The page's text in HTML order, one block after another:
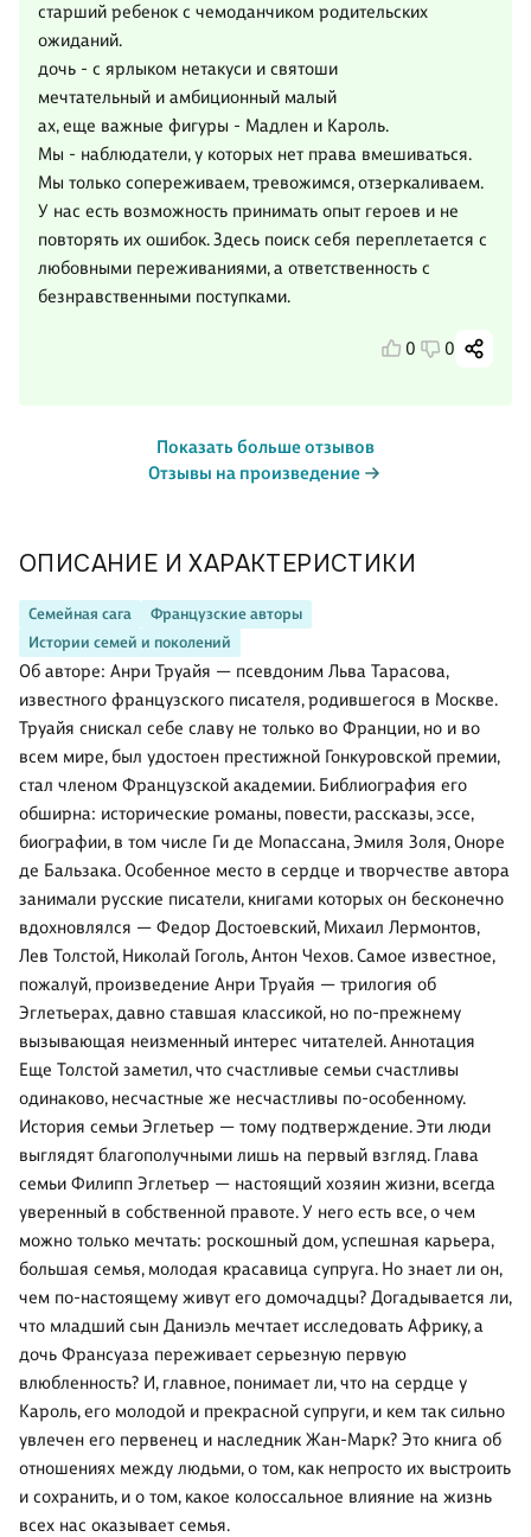
ОПИСАНИЕ И ХАРАКТЕРИСТИКИ
Семейная сага
Французские авторы
Истории семей и поколений
Об авторе: Анри Труайя — псевдоним Льва Тарасова,
известного французского писателя, родившегося в Москве.
Труайя снискал себе славу не только во Франции, но и во
всем мире, был удостоен престижной Гонкуровской премии,
стал членом Французской академии. Библиография его
обширна: исторические романы, повести, рассказы, эссе,
биографии, в том числе Ги де Мопассана, Эмиля Золя, Оноре
де Бальзака. Особенное место в сердце и творчестве автора
занимали русские писатели, книгами которых он бесконечно
вдохновлялся — Федор Достоевский, Михаил Лермонтов,
Лев Толстой, Николай Гоголь, Антон Чехов. Самое известное,
пожалуй, произведение Анри Труайя — трилогия об
Эглетьерах, давно ставшая классикой, но по-прежнему
вызывающая неизменный интерес читателей. Аннотация
Еще Толстой заметил, что счастливые семьи счастливы
одинаково, несчастные же несчастливы по-особенному.
История семьи Эглетьер — тому подтверждение. Эти люди
выглядят благополучными лишь на первый взгляд. Глава
семьи Филипп Эглетьер — настоящий хозяин жизни, всегда
уверенный в собственной правоте. У него есть все, о чем
можно только мечтать: роскошный дом, успешная карьера,
большая семья, молодая красавица супруга. Но знает ли он,
чем по-настоящему живут его домочадцы? Догадывается ли,
что младший сын Даниэль мечтает исследовать Африку, а
дочь Франсуаза переживает серьезную первую
влюбленность? И, главное, понимает ли, что на сердце у
Кароль, его молодой и прекрасной супруги, и кем так сильно
увлечен его первенец и наследник Жан-Марк? Это книга об
отношениях между людьми, о том, как непросто их выстроить
и сохранить, и о том, какое колоссальное влияние на жизнь
всех нас оказывает семья.
старший ребенок с чемоданчиком родительских
ожиданий.
дочь - с ярлыком нетакуси и святоши
мечтательный и амбиционный малый
ах, еще важные фигуры - Мадлен и Кароль.
Мы - наблюдатели, у которых нет права вмешиваться.
Мы только сопереживаем, тревожимся, отзеркаливаем.
У нас есть возможность принимать опыт героев и не
повторять их ошибок. Здесь поиск себя переплетается с
любовными переживаниями, а ответственность с
безнравственными поступками.
0 0
Показать больше отзывов
Отзывы на произведение